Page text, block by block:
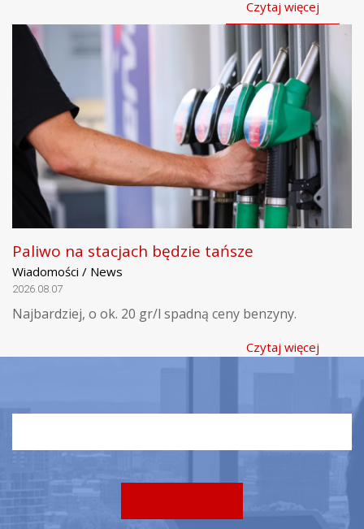
Czytaj więcej
Paliwo na stacjach będzie tańsze
Wiadomości / News
2026.08.07
Najbardziej, o ok. 20 gr/l spadną ceny benzyny.
Czytaj więcej